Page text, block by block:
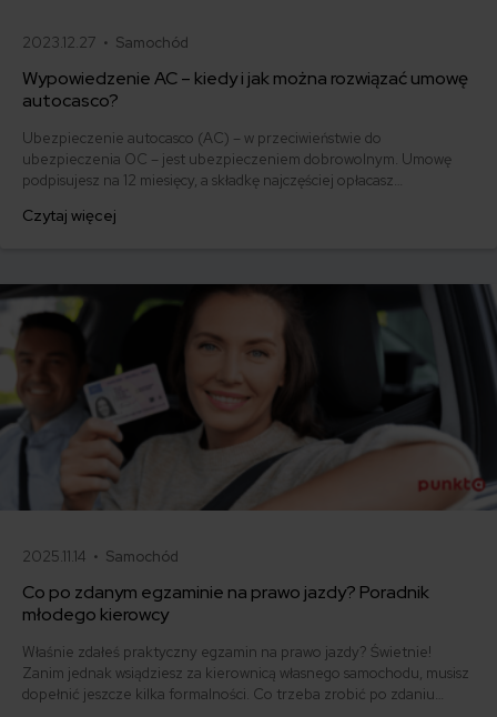
2023.12.27 • Samochód
Wypowiedzenie AC – kiedy i jak można rozwiązać umowę
autocasco?
Ubezpieczenie autocasco (AC) – w przeciwieństwie do
ubezpieczenia OC – jest ubezpieczeniem dobrowolnym. Umowę
podpisujesz na 12 miesięcy, a składkę najczęściej opłacasz
ofertę lub zdecydowałeś się sprzedać samochód w trakcie trwania
Czytaj więcej
2025.11.14 • Samochód
Co po zdanym egzaminie na prawo jazdy? Poradnik
młodego kierowcy
Właśnie zdałeś praktyczny egzamin na prawo jazdy? Świetnie!
Zanim jednak wsiądziesz za kierownicą własnego samochodu, musisz
dopełnić jeszcze kilka formalności. Co trzeba zrobić po zdaniu